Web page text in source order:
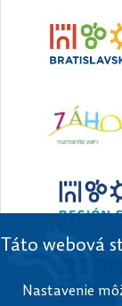
Táto webová
Nastavenie